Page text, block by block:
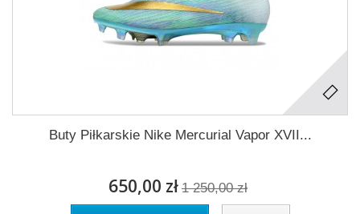
Buty Piłkarskie Nike Mercurial Vapor XVII...
650,00 zł 1 250,00 zł